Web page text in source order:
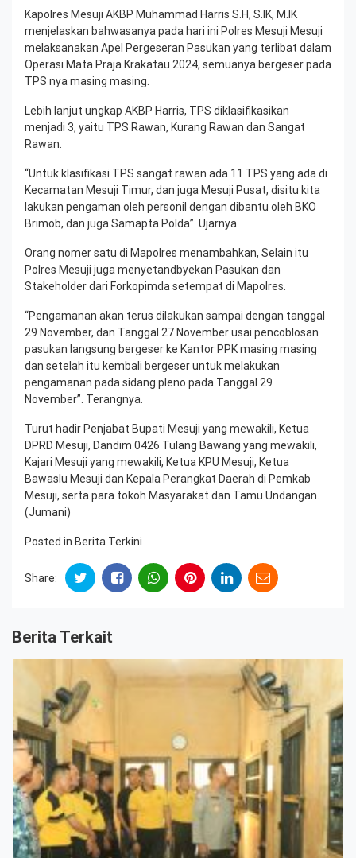
Kapolres Mesuji AKBP Muhammad Harris S.H, S.IK, M.IK
menjelaskan bahwasanya pada hari ini Polres Mesuji Mesuji
melaksanakan Apel Pergeseran Pasukan yang terlibat dalam
Operasi Mata Praja Krakatau 2024, semuanya bergeser pada
TPS nya masing masing.
Lebih lanjut ungkap AKBP Harris, TPS diklasifikasikan
menjadi 3, yaitu TPS Rawan, Kurang Rawan dan Sangat
Rawan.
“Untuk klasifikasi TPS sangat rawan ada 11 TPS yang ada di
Kecamatan Mesuji Timur, dan juga Mesuji Pusat, disitu kita
lakukan pengaman oleh personil dengan dibantu oleh BKO
Brimob, dan juga Samapta Polda”. Ujarnya
Orang nomer satu di Mapolres menambahkan, Selain itu
Polres Mesuji juga menyetandbyekan Pasukan dan
Stakeholder dari Forkopimda setempat di Mapolres.
“Pengamanan akan terus dilakukan sampai dengan tanggal
29 November, dan Tanggal 27 November usai pencoblosan
pasukan langsung bergeser ke Kantor PPK masing masing
dan setelah itu kembali bergeser untuk melakukan
pengamanan pada sidang pleno pada Tanggal 29
November”. Terangnya.
Turut hadir Penjabat Bupati Mesuji yang mewakili, Ketua
DPRD Mesuji, Dandim 0426 Tulang Bawang yang mewakili,
Kajari Mesuji yang mewakili, Ketua KPU Mesuji, Ketua
Bawaslu Mesuji dan Kepala Perangkat Daerah di Pemkab
Mesuji, serta para tokoh Masyarakat dan Tamu Undangan.
(Jumani)
Posted in Berita Terkini
Share:
Berita Terkait